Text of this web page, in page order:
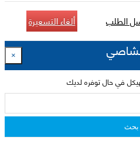
الطلب ألغاء التسعيرة
×
في حال توفره لديك
بحث